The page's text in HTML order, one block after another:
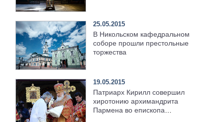
25.05.2015
В Никольском кафедральном
соборе прошли престольные
торжества
19.05.2015
Патриарх Кирилл совершил
хиротонию архимандрита
Пармена во епископа